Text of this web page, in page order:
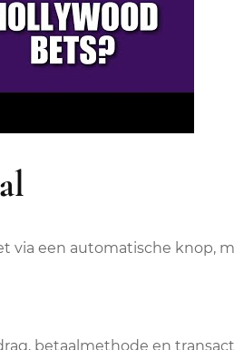
via een automatische knop,
betaalmethode en